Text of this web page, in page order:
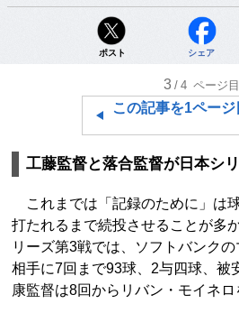
ポスト シェア
3 /4 ページ目
この記事を1ペー
工藤監督と落合監督が日本シ
これまでは「記録のために」は
打たれるまで続投させることが多
リーズ第3戦では、ソフトバンク
相手に7回まで93球、2与四球、被
康監督は8回からリバン・モイネロ